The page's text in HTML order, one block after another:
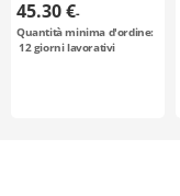
acciaio / brunito,
nichelatura
chimica / T10-15
45.30 €-
Quantità minima d'ordine:
12giorni lavorativi